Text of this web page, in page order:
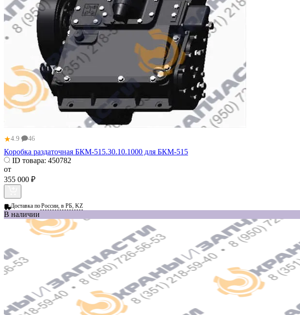
★4.9 46
Коробка раздаточная БКМ-515.30.10.1000 для БКМ-515
ID товара: 450782
от
355 000 ₽
Доставка поРоссии, в РБ, KZ
В наличии